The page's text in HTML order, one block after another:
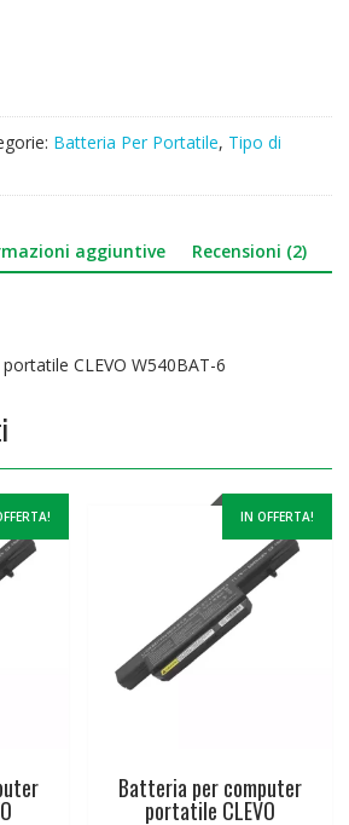
Batteria Per Portatile, Tipo di
aggiuntive Recensioni (2)
CLEVO W540BAT-6
IN OFFERTA!
Batteria per computer
portatile CLEVO